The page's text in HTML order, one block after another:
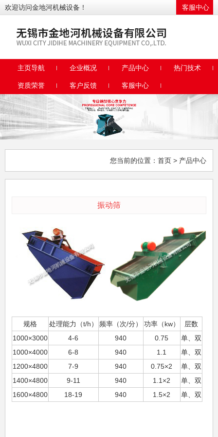
欢迎访问金地河机械设备！ 客服中心
主页导航 企业概况 产品中心 热门技术
资质荣誉 客户反馈 客服中心
您当前的位置：首页 > 产品中心
振动筛
规格 处理能力（t/h） 频率（次/分） 功率（kw）
层数
1000×3000
4-6 940 0.75
单、双
1000×4000
6-8 940 1.1
单、双
1200×4800
7-9 940 0.75×2
单、双
1400×4800
9-11 940 1.1×2
单、双
1600×4800
18-19 940 1.5×2 单、双